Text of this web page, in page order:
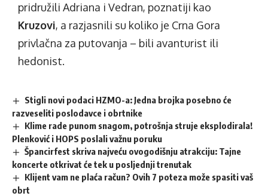
pridružili Adriana i Vedran, poznatiji kao
Kruzovi, a razjasnili su koliko je Crna Gora
privlačna za putovanja – bili avanturist ili
hedonist.
Stigli novi podaci HZMO-a: Jedna brojka posebno će
razveseliti poslodavce i obrtnike
Klime rade punom snagom, potrošnja struje eksplodirala!
Plenković i HOPS poslali važnu poruku
Špancirfest skriva najveću ovogodišnju atrakciju: Tajne
koncerte otkrivat će tek u posljednji trenutak
Klijent vam ne plaća račun? Ovih 7 poteza može spasiti vaš
obrt